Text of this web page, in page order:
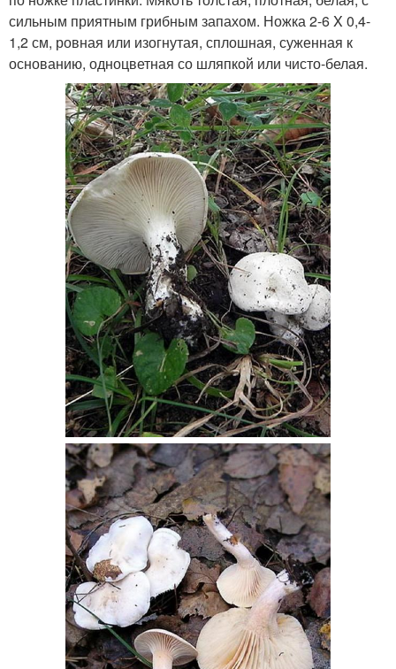
сильным приятным грибным запахом. Ножка 2-6 X 0,4-
1,2 см, ровная или изогнутая, сплошная, суженная к
основанию, одноцветная со шляпкой или чисто-белая.